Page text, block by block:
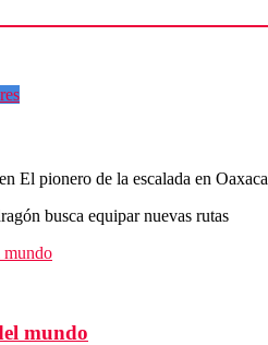
en El pionero de la escalada en Oaxaca
busca equipar nuevas rutas
mundo